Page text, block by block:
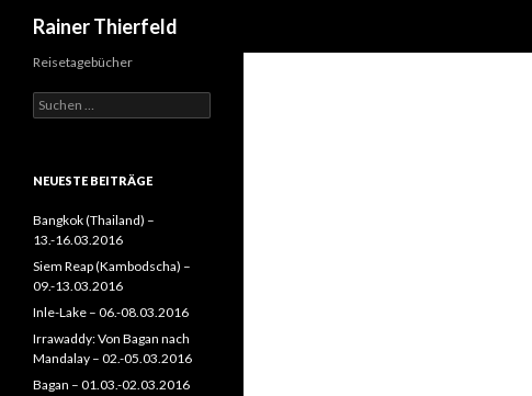
Rainer Thierfeld
Reisetagebücher
Suchen
nach:
NEUESTE BEITRÄGE
Bangkok (Thailand) –
13.-16.03.2016
Siem Reap (Kambodscha) –
09.-13.03.2016
Inle-Lake – 06.-08.03.2016
Irrawaddy: Von Bagan nach
Mandalay – 02.-05.03.2016
Bagan – 01.03.-02.03.2016